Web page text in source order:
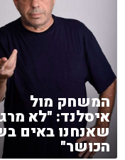
המשחק מול
איסלנד: "לא
שאנחנו באים
הכושר"